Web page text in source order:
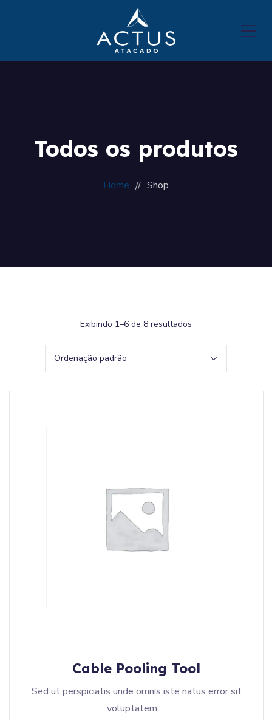
Todos os produtos
Home Shop
Exibindo 1–6 de 8 resultados
Cable Pooling Tool
Sed ut perspiciatis unde omnis iste natus error sit
voluptatem …